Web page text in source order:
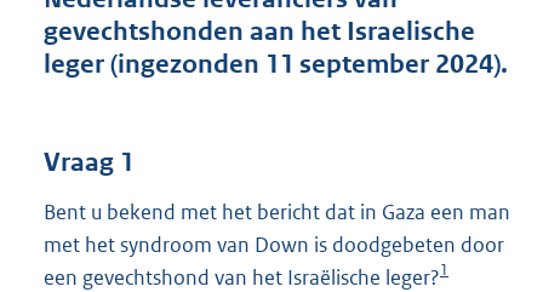
r
o
9
K
b
gevechtshonden aan het Israelische
leger (ingezonden 11 september 2024).
Vraag 1
Bent u bekend met het bericht dat in Gaza een man
met het syndroom van Down is doodgebeten door
een gevechtshond van het Israëlische leger?1